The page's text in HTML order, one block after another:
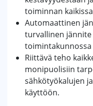
toiminnan
Automaattinen
turvallinen
Riittävä teho
monipuolisiin
sähkötyökalujen
käyttöön.